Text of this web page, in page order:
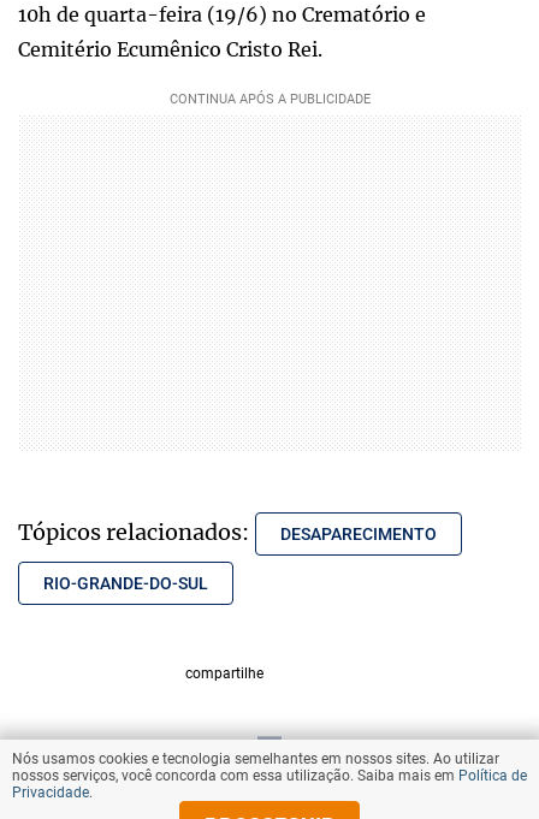
10h de quarta-feira (19/6) no Crematório e
Cemitério Ecumênico Cristo Rei.
Tópicos relacionados: DESAPARECIMENTO
RIO-GRANDE-DO-SUL
compartilhe
VOLTAR AO TOPO
Nós usamos cookies e tecnologia semelhantes em nossos sites. Ao utilizar
nossos serviços, você concorda com essa utilização. Saiba mais em Política de
Privacidade.